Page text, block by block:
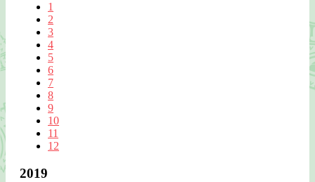
1
2
3
4
5
6
7
8
9
10
11
12
2019